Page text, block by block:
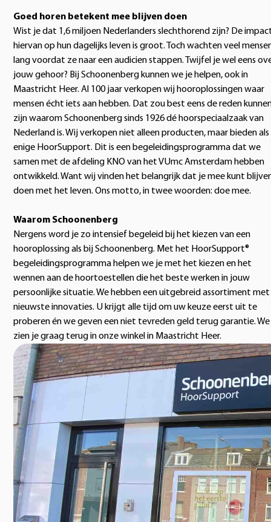
Goed horen betekent mee blijven doen
Wist je dat 1,6 miljoen Nederlanders slechthorend zijn? De
hiervan op hun dagelijks leven is groot. Toch wachten veel
lang voordat ze naar een audicien stappen. Twijfel je wel eens
jouw gehoor? Bij Schoonenberg kunnen we je helpen, ook in
Maastricht Heer. Al 100 jaar verkopen wij hooroplossingen waar
mensen écht iets aan hebben. Dat zou best eens de reden
zijn waarom Schoonenberg sinds 1926 dé hoorspeciaalzaak van
Nederland is. Wij verkopen niet alleen producten, maar bieden als
enige HoorSupport. Dit is een begeleidingsprogramma dat we
samen met de afdeling KNO van het VUmc Amsterdam hebben
ontwikkeld. Want wij vinden het belangrijk dat je mee kunt
doen met het leven. Ons motto, in twee woorden: doe mee.
Waarom Schoonenberg
Nergens word je zo intensief begeleid bij het kiezen van een
hooroplossing als bij Schoonenberg. Met het HoorSupport®
begeleidingsprogramma helpen we je met het kiezen en het
wennen aan de hoortoestellen die het beste werken in jouw
persoonlijke situatie. We hebben een uitgebreid assortiment
nieuwste innovaties. U krijgt alle tijd om uw keuze eerst uit te
proberen én we geven een niet tevreden geld terug garantie. We
zien je graag terug in onze winkel in Maastricht Heer.